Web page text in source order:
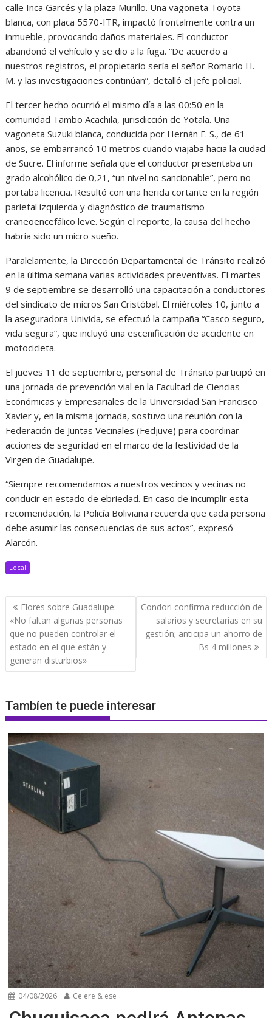
calle Inca Garcés y la plaza Murillo. Una vagoneta Toyota
blanca, con placa 5570-ITR, impactó frontalmente contra un
inmueble, provocando daños materiales. El conductor
abandonó el vehículo y se dio a la fuga. “De acuerdo a
nuestros registros, el propietario sería el señor Romario H.
M. y las investigaciones continúan”, detalló el jefe policial.
El tercer hecho ocurrió el mismo día a las 00:50 en la
comunidad Tambo Acachila, jurisdicción de Yotala. Una
vagoneta Suzuki blanca, conducida por Hernán F. S., de 61
años, se embarrancó 10 metros cuando viajaba hacia la ciudad
de Sucre. El informe señala que el conductor presentaba un
grado alcohólico de 0,21, “un nivel no sancionable”, pero no
portaba licencia. Resultó con una herida cortante en la región
parietal izquierda y diagnóstico de traumatismo
craneoencefálico leve. Según el reporte, la causa del hecho
habría sido un micro sueño.
Paralelamente, la Dirección Departamental de Tránsito realizó
en la última semana varias actividades preventivas. El martes
9 de septiembre se desarrolló una capacitación a conductores
del sindicato de micros San Cristóbal. El miércoles 10, junto a
la aseguradora Univida, se efectuó la campaña “Casco seguro,
vida segura”, que incluyó una escenificación de accidente en
motocicleta.
El jueves 11 de septiembre, personal de Tránsito participó en
una jornada de prevención vial en la Facultad de Ciencias
Económicas y Empresariales de la Universidad San Francisco
Xavier y, en la misma jornada, sostuvo una reunión con la
Federación de Juntas Vecinales (Fedjuve) para coordinar
acciones de seguridad en el marco de la festividad de la
Virgen de Guadalupe.
“Siempre recomendamos a nuestros vecinos y vecinas no
conducir en estado de ebriedad. En caso de incumplir esta
recomendación, la Policía Boliviana recuerda que cada persona
debe asumir las consecuencias de sus actos”, expresó
Alarcón.
Local
Navegación
de
entradas
Flores sobre Guadalupe:
«No faltan algunas personas
que no pueden controlar el
estado en el que están y
generan disturbios»
Condori confirma reducción de
salarios y secretarías en su
gestión; anticipa un ahorro de
Bs 4 millones
Tambíen te puede interesar
04/08/2026 Ce ere & ese